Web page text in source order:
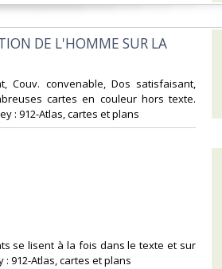
DE L'HOMME SUR LA
Couv. convenable, Dos satisfaisant,
cartes en couleur hors texte.
: 912-Atlas, cartes et plans‎
se lisent à la fois dans le texte et sur
912-Atlas, cartes et plans‎